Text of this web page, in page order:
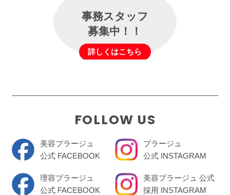
事務スタッフ
募集中！！
詳しくはこちら
FOLLOW US
美容プラージュ
公式 FACEBOOK
理容プラージュ
公式 FACEBOOK
プラージュ
公式 INSTAGRAM
美容プラージュ 公式
採用 INSTAGRAM